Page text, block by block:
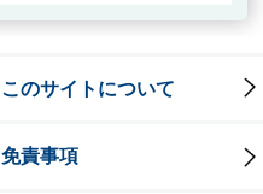
このサイトについて
免責事項